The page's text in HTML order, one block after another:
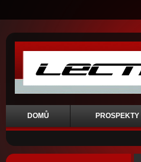
DOMŮ PROSPEKTY